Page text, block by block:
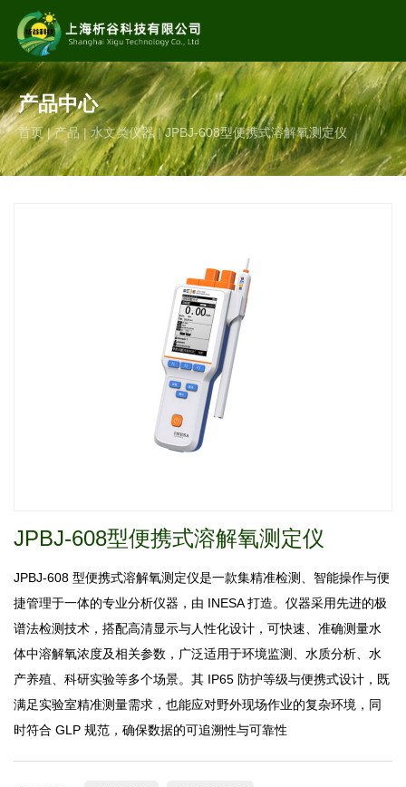
专业的生态、农业、环境科研仪器制造服务商
服务热线
13062806842（微信同号） 13166155501
产品中心
首页|产品 | 水文类仪器 |JPBJ-608型便携式溶解氧测定仪
JPBJ-608型便携式溶解氧测定仪
JPBJ-608 型便携式溶解氧测定仪是一款集精准检测、智能操作与便
捷管理于一体的专业分析仪器，由 INESA 打造。仪器采用先进的极
谱法检测技术，搭配高清显示与人性化设计，可快速、准确测量水
体中溶解氧浓度及相关参数，广泛适用于环境监测、水质分析、水
产养殖、科研实验等多个场景。其 IP65 防护等级与便携式设计，既
满足实验室精准测量需求，也能应对野外现场作业的复杂环境，同
时符合 GLP 规范，确保数据的可追溯性与可靠性